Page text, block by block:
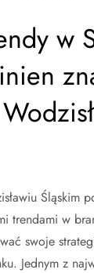
w
Śląskim
trendami w
swoje
Jednym z